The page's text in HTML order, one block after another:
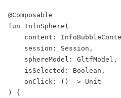
@Composable
fun InfoSphere(
) {